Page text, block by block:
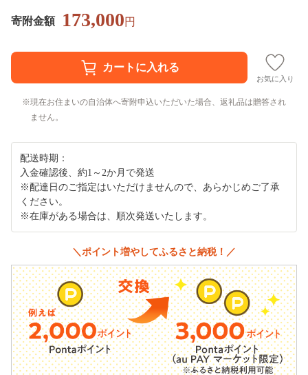
寄附金額 173,000円
お気に入り
現在お住まいの自治体へ寄附申込いただいた場合、返礼品は贈答され
ません。
配送時期：
入金確認後、約1～2か月で発送
※配達日のご指定はいただけませんので、あらかじめご了承
ください。
※在庫がある場合は、順次発送いたします。
＼ポイント増やしてふるさと納税！／